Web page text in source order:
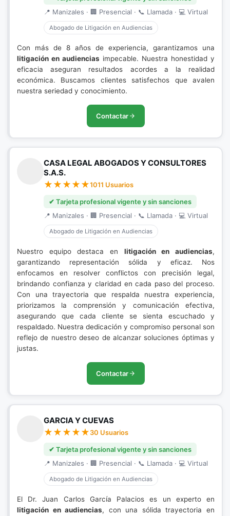
📍 Manizales · 🏢 Presencial · 📞 Llamada · 💻 Virtual
Abogado de Litigación en Audiencias
Con más de 8 años de experiencia, garantizamos una
litigación en audiencias impecable. Nuestra honestidad y
eficacia aseguran resultados acordes a la realidad
económica. Buscamos clientes satisfechos que avalen
nuestra seriedad y conocimiento.
Contactar
CASA LEGAL ABOGADOS Y CONSULTORES
S.A.S.
1011 Usuarios
✔ Tarjeta profesional vigente y sin sanciones
📍 Manizales · 🏢 Presencial · 📞 Llamada · 💻 Virtual
Abogado de Litigación en Audiencias
Nuestro equipo destaca en litigación en audiencias,
garantizando representación sólida y eficaz. Nos
enfocamos en resolver conflictos con precisión legal,
brindando confianza y claridad en cada paso del proceso.
Con una trayectoria que respalda nuestra experiencia,
priorizamos la comprensión y comunicación efectiva,
asegurando que cada cliente se sienta escuchado y
respaldado. Nuestra dedicación y compromiso personal son
reflejo de nuestro deseo de alcanzar soluciones óptimas y
justas.
Contactar
GARCIA Y CUEVAS
30 Usuarios
✔ Tarjeta profesional vigente y sin sanciones
📍 Manizales · 🏢 Presencial · 📞 Llamada · 💻 Virtual
Abogado de Litigación en Audiencias
El Dr. Juan Carlos García Palacios es un experto en
litigación en audiencias, con una sólida trayectoria en